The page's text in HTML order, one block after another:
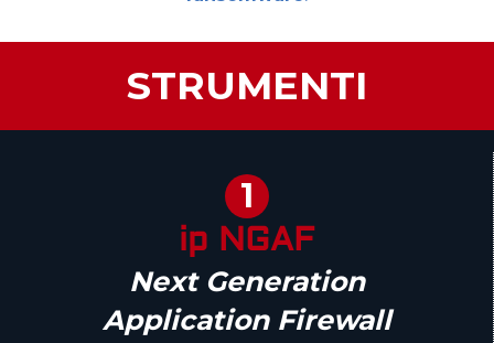
STRUMENTI
1
ip NGAF
Next Generation
Application Firewall